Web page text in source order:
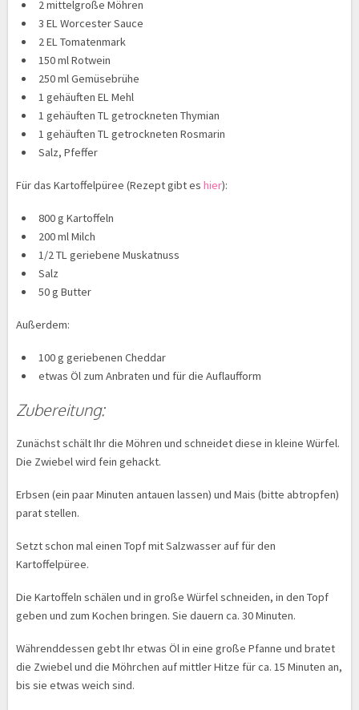
2 mittelgroße Möhren
3 EL Worcester Sauce
2 EL Tomatenmark
150 ml Rotwein
250 ml Gemüsebrühe
1 gehäuften EL Mehl
1 gehäuften TL getrockneten Thymian
1 gehäuften TL getrockneten Rosmarin
Salz, Pfeffer
Für das Kartoffelpüree (Rezept gibt es hier):
800 g Kartoffeln
200 ml Milch
1/2 TL geriebene Muskatnuss
Salz
50 g Butter
Außerdem:
100 g geriebenen Cheddar
etwas Öl zum Anbraten und für die Auflaufform
Zubereitung:
Zunächst schält Ihr die Möhren und schneidet diese in kleine Würfel.
Die Zwiebel wird fein gehackt.
Erbsen (ein paar Minuten antauen lassen) und Mais (bitte abtropfen)
parat stellen.
Setzt schon mal einen Topf mit Salzwasser auf für den
Kartoffelpüree.
Die Kartoffeln schälen und in große Würfel schneiden, in den Topf
geben und zum Kochen bringen. Sie dauern ca. 30 Minuten.
Währenddessen gebt Ihr etwas Öl in eine große Pfanne und bratet
die Zwiebel und die Möhrchen auf mittler Hitze für ca. 15 Minuten an,
bis sie etwas weich sind.